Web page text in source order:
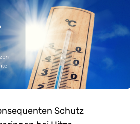
Schutz